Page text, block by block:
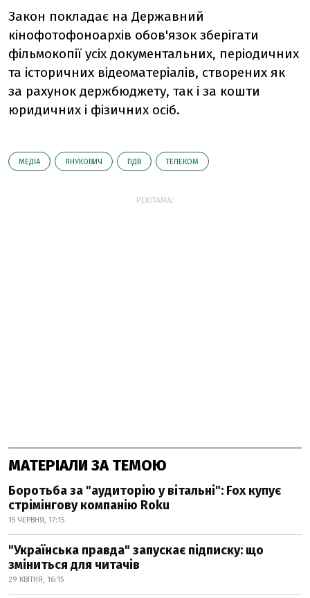
Закон покладає на Державний
кінофотофоноархів обов'язок зберігати
фільмокопії усіх документальних, періодичних
та історичних відеоматеріалів, створених як
за рахунок держбюджету, так і за кошти
юридичних і фізичних осіб.
МЕДІА ЯНУКОВИЧ ПДВ ТЕЛЕКОМ
РЕКЛАМА:
МАТЕРІАЛИ ЗА ТЕМОЮ
Боротьба за "аудиторію у вітальні": Fox купує
стрімінгову компанію Roku
15 ЧЕРВНЯ, 17:15
"Українська правда" запускає підписку: що
зміниться для читачів
29 КВІТНЯ, 16:15